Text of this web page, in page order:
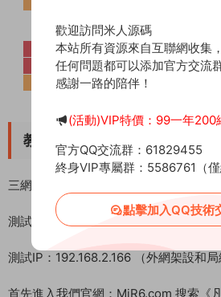
歡迎訪問米人源碼
本站所有資源來自互聯網收集
任何問題都可以添加官方交流
感謝一路的陪伴！
(活動)VIP特價：99一年200
官方QQ交流群：61829455
終身VIP專屬群：5586761（僅
點擊加入QQ技術